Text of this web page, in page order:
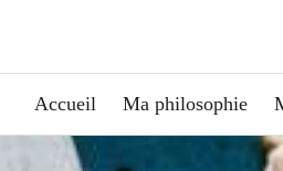
Accueil Ma philosophie